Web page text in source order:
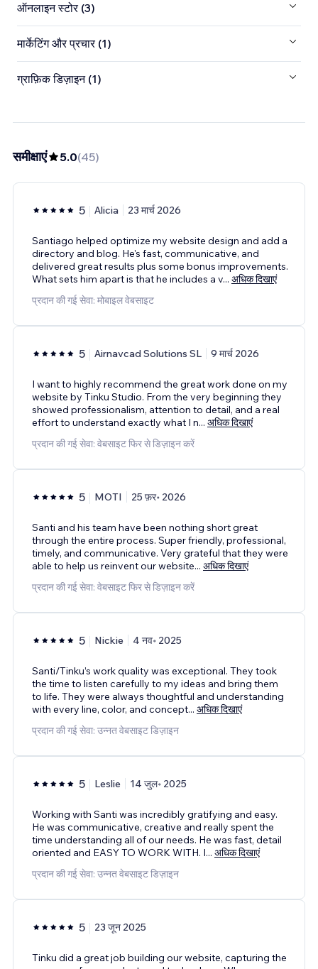
ऑनलाइन स्टोर (3)
मार्केटिंग और प्रचार (1)
ग्राफ़िक डिज़ाइन (1)
समीक्षाएं 5.0(45)
5 Alicia 23 मार्च 2026
Santiago helped optimize my website design and add a
directory and blog. He's fast, communicative, and
delivered great results plus some bonus improvements.
What sets him apart is that he includes a v... अधिक दिखाएं
प्रदान की गई सेवा: मोबाइल वेबसाइट
5 Airnavcad Solutions SL 9 मार्च 2026
I want to highly recommend the great work done on my
website by Tinku Studio. From the very beginning they
showed professionalism, attention to detail, and a real
effort to understand exactly what I n... अधिक दिखाएं
प्रदान की गई सेवा: वेबसाइट फिर से डिज़ाइन करें
5 MOTI 25 फ़र॰ 2026
Santi and his team have been nothing short great
through the entire process. Super friendly, professional,
timely, and communicative. Very grateful that they were
able to help us reinvent our website... अधिक दिखाएं
प्रदान की गई सेवा: वेबसाइट फिर से डिज़ाइन करें
5 Nickie 4 नव॰ 2025
Santi/Tinku’s work quality was exceptional. They took
the time to listen carefully to my ideas and bring them
to life. They were always thoughtful and understanding
with every line, color, and concept... अधिक दिखाएं
प्रदान की गई सेवा: उन्नत वेबसाइट डिज़ाइन
5 Leslie 14 जुल॰ 2025
Working with Santi was incredibly gratifying and easy.
He was communicative, creative and really spent the
time understanding all of our needs. He was fast, detail
oriented and EASY TO WORK WITH. I... अधिक दिखाएं
प्रदान की गई सेवा: उन्नत वेबसाइट डिज़ाइन
5 23 जून 2025
Tinku did a great job building our website, capturing the